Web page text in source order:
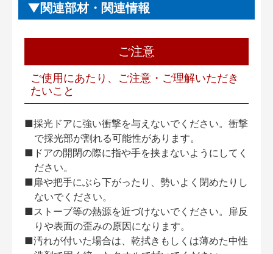
関連部材・関連情報
ご注意
ご使用にあたり、ご注意・ご理解いただき
たいこと
■採光ドアに強い衝撃を与えないでください。衝撃
で採光部が割れる可能性があります。
■ドアの開閉の際に指や手を挟まないようにしてく
ださい。
■扉や把手にぶら下がったり、勢いよく閉めたりし
ないでください。
■ストーブ等の熱源を近づけないでください。扉反
りや表面の歪みの原因になります。
■汚れが付いた場合は、乾拭きもしくは薄めた中性